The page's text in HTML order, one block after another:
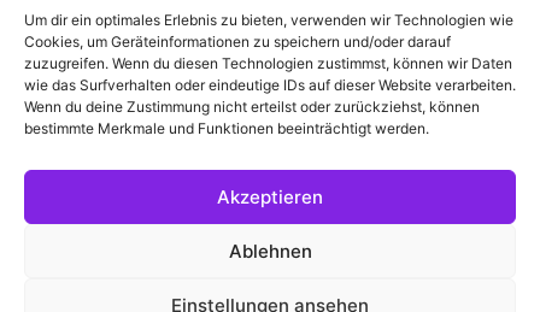
Um dir ein optimales Erlebnis zu bieten, verwenden wir Technologien wie
Cookies, um Geräteinformationen zu speichern und/oder darauf
zuzugreifen. Wenn du diesen Technologien zustimmst, können wir Daten
wie das Surfverhalten oder eindeutige IDs auf dieser Website verarbeiten.
Wenn du deine Zustimmung nicht erteilst oder zurückziehst, können
bestimmte Merkmale und Funktionen beeinträchtigt werden.
Akzeptieren
Ablehnen
Einstellungen ansehen
© 2026 prideART Berlin e.V.
GeneratePress